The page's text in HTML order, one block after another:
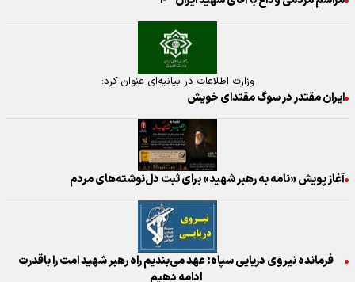
وزارت اطلاعات در بیانیه‌ای عنوان کرد:
ایران مقتدر در سوگ مقتدای خویش
آغاز پویش «نامه به رهبر شهید» برای ثبت دل‌نوشته‌های مردم
فرمانده نیروی دریایی سپاه: عهد می‌بندیم راه رهبر شهید امت را باقدرت
ادامه دهیم